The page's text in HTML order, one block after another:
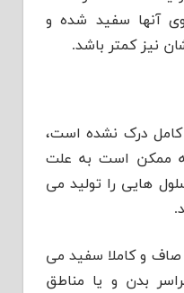
آنها سفید شده و
نیز کمتر باشد.
کامل درک نشده است،
که ممکن است به علت
هایی را تولید می
صاف و کاملا سفید می
بدن و یا مناطق